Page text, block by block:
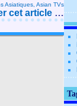
Asiatiques, Asian TVs
cet article …